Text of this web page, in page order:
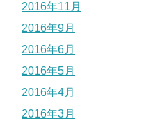
2016年11月
2016年9月
2016年6月
2016年5月
2016年4月
2016年3月